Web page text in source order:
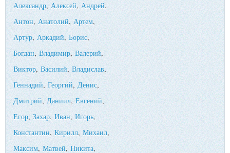
Александр, Алексей,Андрей,
Антон,Анатолий,Артем,
Артур,Аркадий,Борис,
Богдан, Владимир,Валерий,
Виктор,Василий, Владислав,
Геннадий,Георгий, Денис,
Дмитрий,Даниил,Евгений,
Егор,Захар, Иван,Игорь,
Константин,Кирилл, Михаил,
Максим, Матвей,Никита,